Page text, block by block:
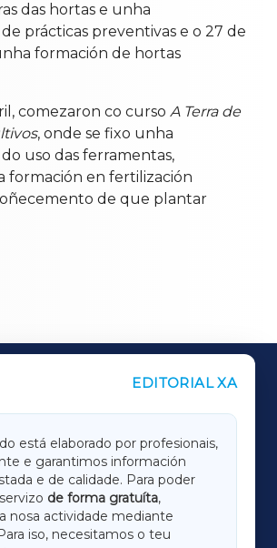
das hortas e unha
prácticas preventivas e o 27 de
formación de hortas
comezaron co curso A Terra de
, onde se fixo unha
uso das ferramentas,
formación en fertilización
de que plantar
EDITORIAL XA
está elaborado por profesionais,
e garantimos información
e de calidade. Para poder
de forma gratuíta,
nosa actividade mediante
iso, necesitamos o teu
LUGOXA
TERRACHAXA